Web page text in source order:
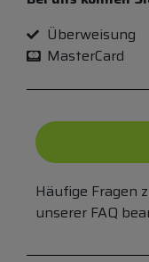
Überweisung
MasterCard
Häufige Fragen
unserer FAQ